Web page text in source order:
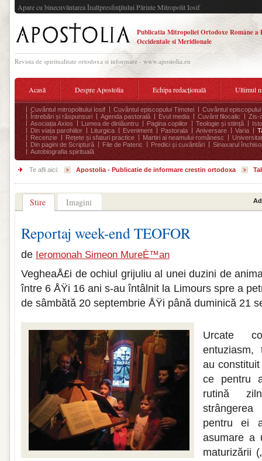
Apare cu binecuvântarea Înaltpresfinţitului Părinte Mitropolit Iosif
Publicatia Mitropoliei Ortodoxe Române a
Occidentale si Meridionale
Revista de spiritualitate ortodoxa si informare - www.apostolia.eu
Acasă Despre Apostolia Echipa redacțională Ultimul
Cuvântul mitropolitului Iosif Cuvântul episcopului Timotei
Cuvântul episcopului
Întrebări și răspunsuri
Agenda pastorală Evul media Cuvânt filocalic
Zis-
Asociația Axios
Lumea de dinlăuntru Pagina copiilor Teologie și stiință
Din viața parohiilor
Liturgica Eveniment Pastorala Aniversare Varia
Recenzie
Rețete și sfaturi practice Martiri ai neamului românesc
Din pagini de Scriptură
File de Pateric Predici și cuvântări
Sinaxarul
Autobiografia spirituală
Te afli aici: Apostolia - Publicatie de informare crestin ortodoxa
Stire Imagini
Reportaj week-end TEOFOR
de Ieromonah Simeon MureÈ™an
VegheaÅ£i de ochiul grijuliu al unei duzini de
între 6 ÅŸi 16 ani s-au întâlnit la Limours spre a
de sâmbătă 20 septembrie ÅŸi până duminică 21
Urcate
entuziasm,
au
ce pentru
rutină
pentru ei
asumare a
maturizării